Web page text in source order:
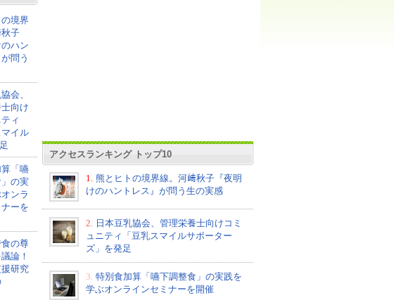
境界
子
のハン
問う
会、
向け
ィ
マイル
「嚥
の実
ンラ
ーを
の尊
論！
研究
アクセスランキング トップ10
1.
熊とヒトの境界線。河﨑秋子『夜明
けのハントレス』が問う生の実感
2.
日本豆乳協会、管理栄養士向けコミ
ュニティ「豆乳スマイルサポーター
ズ」を発足
3. 特別食加算「嚥下調整食」の実践を
学ぶオンラインセミナーを開催